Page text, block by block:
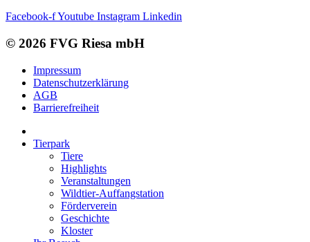
Facebook-fYoutube Instagram Linkedin
© 2026 FVG Riesa mbH
Impressum
Datenschutzerklärung
AGB
Barrierefreiheit
Tierpark
Tiere
Highlights
Veranstaltungen
Wildtier-Auffangstation
Förderverein
Geschichte
Kloster